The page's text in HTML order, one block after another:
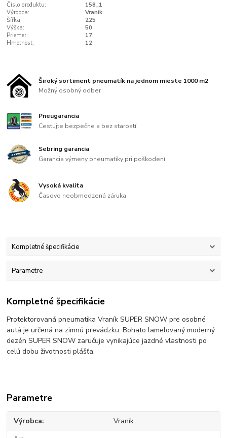
Číslo produktu:
158_1
Výrobca:
Vraník
Šířka:
225
Výška:
50
Priemer:
17
Hmotnost:
12
Široký sortiment pneumatík na jednom mieste 1000 m2
Možný osobný odber
Pneugarancia
Cestujte bezpečne a bez starostí
Sebring garancia
Garancia výmeny pneumatiky pri poškodení
Vysoká kvalita
Časovo neobmedzená záruka
Kompletné špecifikácie
Parametre
Kompletné špecifikácie
Protektorovaná pneumatika Vraník SUPER SNOW pre osobné
autá je určená na zimnú prevádzku. Bohato lamelovaný moderný
dezén SUPER SNOW zaručuje vynikajúce jazdné vlastnosti po
celú dobu životnosti plášťa.
Parametre
Výrobca Vraník